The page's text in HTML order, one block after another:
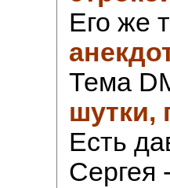
Его же
Тема
шутки,
Есть
Сергея